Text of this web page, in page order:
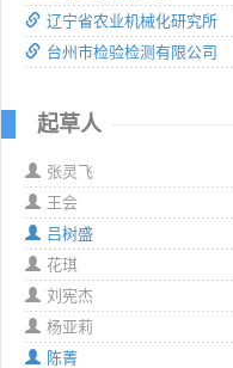
辽宁省农业机械化研究所
台州市检验检测有限公司
起草人
张灵飞
王会
吕树盛
花琪
刘宪杰
杨亚莉
陈菁